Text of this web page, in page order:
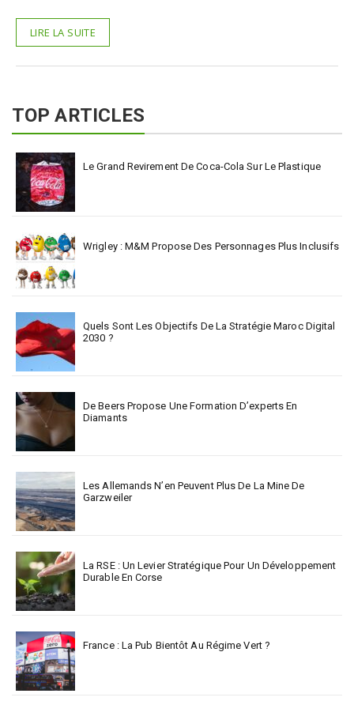
LIRE LA SUITE
TOP ARTICLES
Le Grand Revirement De Coca-Cola Sur Le Plastique
Wrigley : M&M Propose Des Personnages Plus Inclusifs
Quels Sont Les Objectifs De La Stratégie Maroc Digital
2030 ?
De Beers Propose Une Formation D’experts En
Diamants
Les Allemands N’en Peuvent Plus De La Mine De
Garzweiler
La RSE : Un Levier Stratégique Pour Un Développement
Durable En Corse
France : La Pub Bientôt Au Régime Vert ?